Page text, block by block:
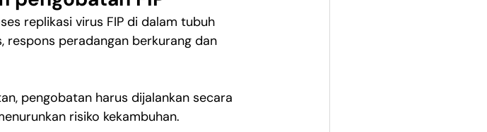
replikasi virus FIP di dalam tubuh
respons peradangan berkurang dan
pengobatan harus dijalankan secara
risiko kekambuhan.